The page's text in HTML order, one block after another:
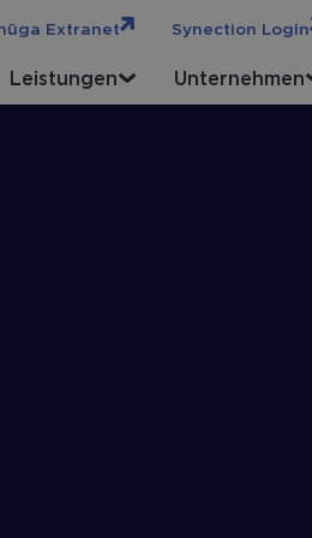
Synection Login
Extranet
Leistungen Unternehmen